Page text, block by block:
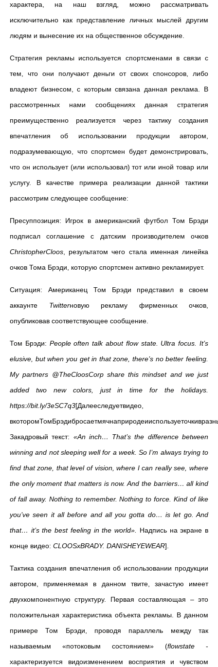
характера, на наш взгляд, можно рассматривать
исключительно как представление личных мыслей другим
людям и вынесение их на общественное обсуждение.
Стратегия рекламы используется спортсменами в связи с
тем, что они получают деньги от своих спонсоров, либо
владеют бизнесом, с которым связана данная реклама. В
рассмотренных нами сообщениях данная стратегия
преимущественно реализуется через тактику создания
впечатления об использовании продукции автором,
подразумевающую, что спортсмен будет демонстрировать,
что он использует (или использовал) тот или иной товар или
услугу. В качестве примера реализации данной тактики
рассмотрим следующее сообщение:
Пресуппозиция: Игрок в американский футбол Том Брэди
подписал соглашение с датским производителем очков
ChristopherCloos , результатом чего стала именная линейка
очков Тома Брэди, которую спортсмен активно рекламирует.
Ситуация: Американец Том Брэди представил в своем
аккаунте Twitterновую рекламу фирменных очков,
опубликовав соответствующее сообщение.
Том Брэди: People often talk about flow state. Ultra focus. It’s
elusive, but when you get in that zone, there’s no better feeling.
My partners @TheCloosCorp share this mindset and we just
added two new colors, just in time for the holidays.
https://bit.ly/3eSC7q3[Далееследуетвидео,
Закадровый текст: «An inch… That’s the difference between
winning and not sleeping well for a week. So I’m always trying to
find that zone that level of vision, where I can really see ,where
the only moment that matters is now. And the barriers… all kind
of fall away. Nothing to remember. Nothing to force. Kind of like
you’ve seen it all before and all you gotta do… is let go. And
that… it’s the best feeling in the world»
Надпись на экране в
конце видео: CLOOSxBRADY. DANISHEYEWEAR].
Тактика создания впечатления об использовании продукции
автором, применяемая в данном твите, зачастую имеет
двухкомпонентную структуру. Первая составляющая – это
положительная характеристика объекта рекламы. В данном
примере Том Брэди, проводя параллель между так
называемым «потоковым состоянием» (flowstate -
характеризуется видоизменением восприятия и чувством